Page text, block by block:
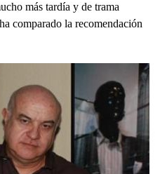
más tardía y de trama
comparado la recomendación